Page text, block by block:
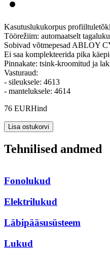
Kasutuslukukorpus
Töörežiim: automaatselt
Sobivad võtmepesad ABLOY
Ei saa komplekteerida pika
Pinnakate: tsink-kroomitud ja
Vasturaud:
- sileuksele: 4613
- manteluksele: 4614
76 EURHind
Tehnilised andmed
Fonolukud
Elektrilukud
Läbipääsusüsteem
Lukud